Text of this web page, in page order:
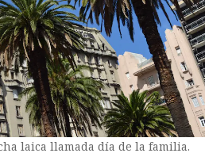
laica llamada día de la familia.